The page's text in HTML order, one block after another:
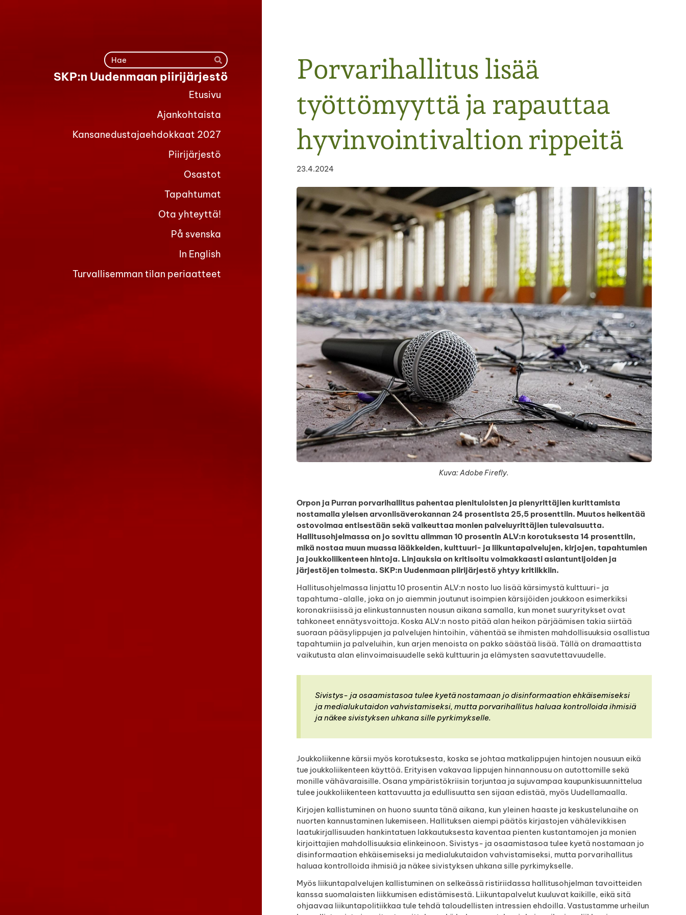
Haku
Hae
SKP:n Uudenmaan piirijärjestö
Etusivu
Ajankohtaista
Kansanedustajaehdokkaat 2027
Piirijärjestö
Osastot
Tapahtumat
Ota yhteyttä!
På svenska
In English
Turvallisemman tilan periaatteet
Porvarihallitus lisää
työttömyyttä ja rapauttaa
hyvinvointivaltion rippeitä
23.4.2024
Kuva: Adobe Firefly.
Orpon ja Purran porvarihallitus pahentaa pienituloisten ja pienyrittäjien kurittamista
nostamalla yleisen arvonlisäverokannan 24 prosentista 25,5 prosenttiin. Muutos heikentää
ostovoimaa entisestään sekä vaikeuttaa monien palveluyrittäjien tulevaisuutta.
Hallitusohjelmassa on jo sovittu alimman 10 prosentin ALV:n korotuksesta 14 prosenttiin,
mikä nostaa muun muassa lääkkeiden, kulttuuri- ja liikuntapalvelujen, kirjojen, tapahtumien
ja joukkoliikenteen hintoja. Linjauksia on kritisoitu voimakkaasti asiantuntijoiden ja
järjestöjen toimesta. SKP:n Uudenmaan piirijärjestö yhtyy kritiikkiin.
Hallitusohjelmassa linjattu 10 prosentin ALV:n nosto luo lisää kärsimystä kulttuuri- ja
tapahtuma-alalle, joka on jo aiemmin joutunut isoimpien kärsijöiden joukkoon esimerkiksi
koronakriisissä ja elinkustannusten nousun aikana samalla, kun monet suuryritykset ovat
tahkoneet ennätysvoittoja. Koska ALV:n nosto pitää alan heikon pärjäämisen takia siirtää
suoraan pääsylippujen ja palvelujen hintoihin, vähentää se ihmisten mahdollisuuksia osallistua
tapahtumiin ja palveluihin, kun arjen menoista on pakko säästää lisää. Tällä on dramaattista
vaikutusta alan elinvoimaisuudelle sekä kulttuurin ja elämysten saavutettavuudelle.
Sivistys- ja osaamistasoa tulee kyetä nostamaan jo disinformaation ehkäisemiseksi
ja medialukutaidon vahvistamiseksi, mutta porvarihallitus haluaa kontrolloida ihmisiä
ja näkee sivistyksen uhkana sille pyrkimykselle.
Joukkoliikenne kärsii myös korotuksesta, koska se johtaa matkalippujen hintojen nousuun eikä
tue joukkoliikenteen käyttöä. Erityisen vakavaa lippujen hinnannousu on autottomille sekä
monille vähävaraisille. Osana ympäristökriisin torjuntaa ja sujuvampaa kaupunkisuunnittelua
tulee joukkoliikenteen kattavuutta ja edullisuutta sen sijaan edistää, myös Uudellamaalla.
Kirjojen kallistuminen on huono suunta tänä aikana, kun yleinen haaste ja keskustelunaihe on
nuorten kannustaminen lukemiseen. Hallituksen aiempi päätös kirjastojen vähälevikkisen
laatukirjallisuuden hankintatuen lakkautuksesta kaventaa pienten kustantamojen ja monien
kirjoittajien mahdollisuuksia elinkeinoon. Sivistys- ja osaamistasoa tulee kyetä nostamaan jo
disinformaation ehkäisemiseksi ja medialukutaidon vahvistamiseksi, mutta porvarihallitus
haluaa kontrolloida ihmisiä ja näkee sivistyksen uhkana sille pyrkimykselle.
Myös liikuntapalvelujen kallistuminen on selkeässä ristiriidassa hallitusohjelman tavoitteiden
kanssa suomalaisten liikkumisen edistämisestä. Liikuntapalvelut kuuluvat kaikille, eikä sitä
ohjaavaa liikuntapolitiikkaa tule tehdä taloudellisten intressien ehdoilla. Vastustamme urheilun